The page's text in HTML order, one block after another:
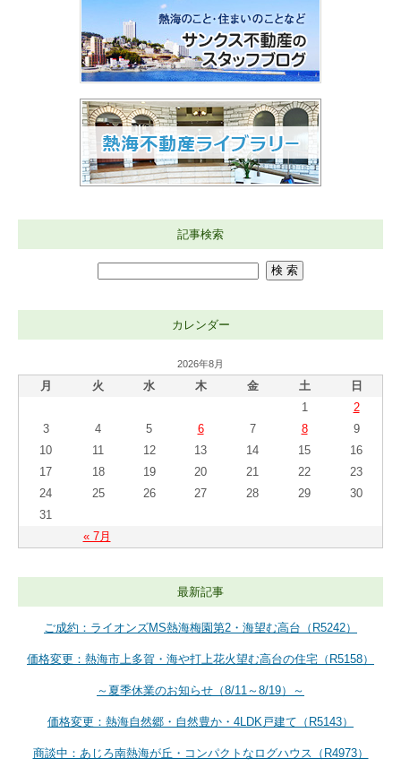
記事検索
カレンダー
2026年8月
月 火 水 木 金 土 日
« 7月
1
2
3
4 5 6 7 8
9
10
11 12 13 14 15
16
17
18 19 20 21 22
23
24
25 26 27 28 29
30
31
最新記事
ご成約：ライオンズMS熱海梅園第2・海望む高台（R5242）
価格変更：熱海市上多賀・海や打上花火望む高台の住宅（R5158）
～夏季休業のお知らせ（8/11～8/19）～
価格変更：熱海自然郷・自然豊か・4LDK戸建て（R5143）
商談中：あじろ南熱海が丘・コンパクトなログハウス（R4973）